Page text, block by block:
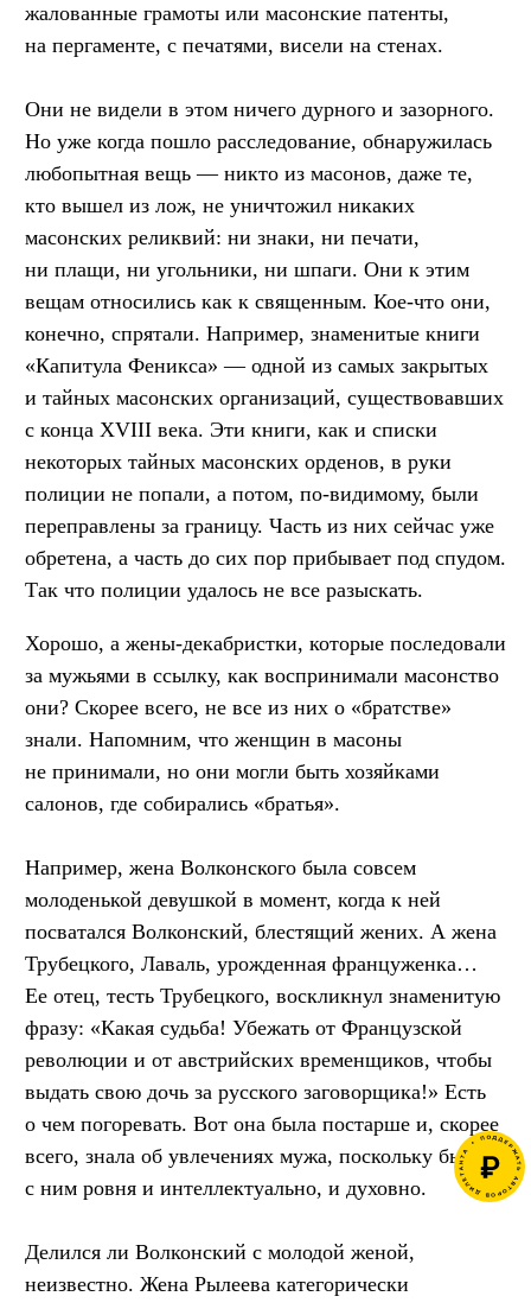
жалованные грамоты или масонские патенты,
на пергаменте, с печатями, висели на стенах.
Они не видели в этом ничего дурного и зазорного.
Но уже когда пошло расследование, обнаружилась
любопытная вещь — никто из масонов, даже те,
кто вышел из лож, не уничтожил никаких
масонских реликвий: ни знаки, ни печати,
ни плащи, ни угольники, ни шпаги. Они к этим
вещам относились как к священным. Кое-что они,
конечно, спрятали. Например, знаменитые книги
«Капитула Феникса» — одной из самых закрытых
и тайных масонских организаций, существовавших
с конца XVIII века. Эти книги, как и списки
некоторых тайных масонских орденов, в руки
полиции не попали, а потом, по-видимому, были
переправлены за границу. Часть из них сейчас уже
обретена, а часть до сих пор прибывает под спудом.
Так что полиции удалось не все разыскать.
Хорошо, а жены-декабристки, которые последовали
за мужьями в ссылку, как воспринимали масонство
они? Скорее всего, не все из них о «братстве»
знали. Напомним, что женщин в масоны
не принимали, но они могли быть хозяйками
салонов, где собирались «братья».
Например, жена Волконского была совсем
молоденькой девушкой в момент, когда к ней
посватался Волконский, блестящий жених. А жена
Трубецкого, Лаваль, урожденная француженка…
Ее отец, тесть Трубецкого, воскликнул знаменитую
фразу: «Какая судьба! Убежать от Французской
революции и от австрийских временщиков, чтобы
выдать свою дочь за русского заговорщика!» Есть
о чем погоревать. Вот она была постарше и, скорее
всего, знала об увлечениях мужа, поскольку была
с ним ровня и интеллектуально, и духовно.
Делился ли Волконский с молодой женой,
неизвестно. Жена Рылеева категорически